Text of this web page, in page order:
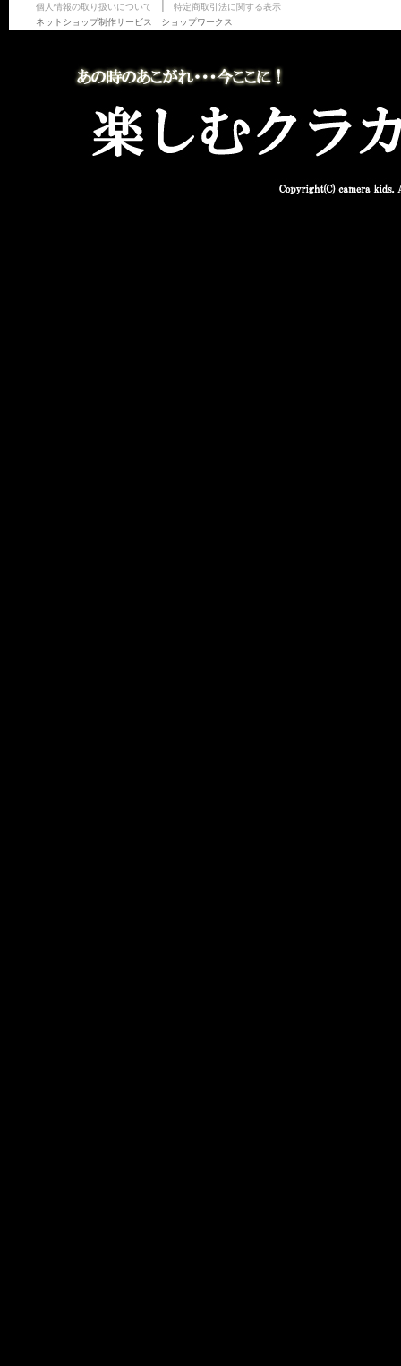
個人情報の取り扱いについて
特定商取引法に関する表示
ネットショップ制作サービス ショップワークス